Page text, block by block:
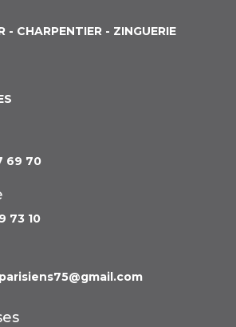
- CHARPENTIER - ZINGUERIE
69 70
73 10